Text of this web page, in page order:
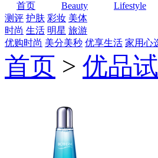
首页 Beauty Lifestyle
测评 护肤 彩妆 美体
时尚 生活 明星 旅游
优购时尚 美分美秒 优享生活 家用心
首页 > 优品